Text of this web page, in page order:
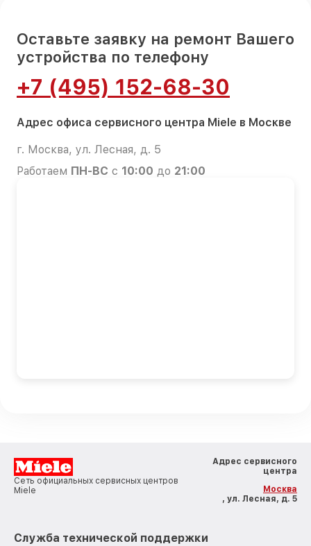
Оставьте заявку на ремонт Вашего
устройства по телефону
+7 (495) 152-68-30
Адрес офиса сервисного центра Miele в Москве
г. Москва, ул. Лесная, д. 5
Работаем ПН-ВС с 10:00 до 21:00
Сеть официальных сервисных центров
Miele
Адрес сервисного
центра
Москва
, ул. Лесная, д. 5
Служба технической поддержки